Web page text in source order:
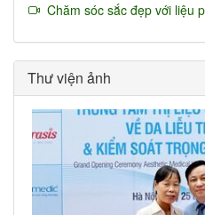
Chăm sóc sắc đẹp với liệu
Thư viện ảnh